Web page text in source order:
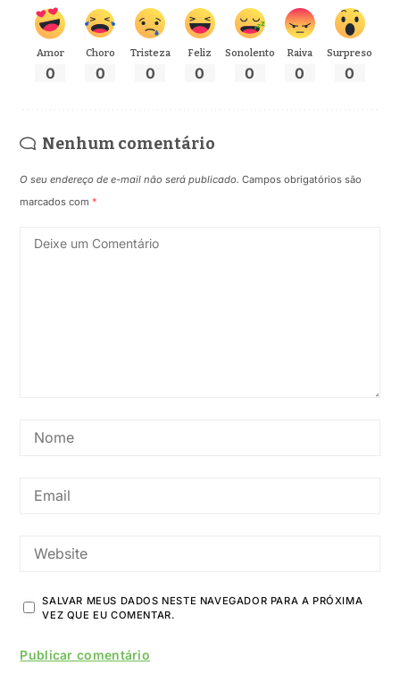
Amor
0
Choro
0
Tristeza
0
Feliz
0
Sonolento
0
Raiva
0
Surpreso
0
Nenhum comentário
O seu endereço de e-mail não será publicado. Campos obrigatórios são
marcados com*
SALVAR MEUS DADOS NESTE NAVEGADOR PARA A PRÓXIMA
VEZ QUE EU COMENTAR.